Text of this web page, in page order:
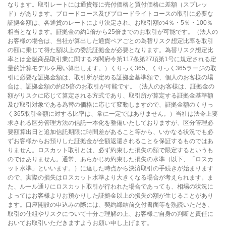
なります。取引レートには通貨毎に売付価格と買付価格に差額（スプレッ
ド）があります。ブロードコース及びブロードライトコースの取引に必要な
証拠金額は、各通貨のレートにより決定され、お取引額の4％・5％・100％
相当となります。証拠金の約1倍から25倍までのお取引が可能です。（法人の
お客様の場合は、当社が算出した通貨ペアごとの為替リスク想定比率を取引
の額に乗じて得た額以上の委託証拠金が必要となります。為替リスク想定比
率とは金融商品取引業に関する内閣府令第117条第27項第1号に規定される定
量的計算モデルを用い算出します。）くりっく365、くりっく365ラージの取
引に必要な証拠金額は、取引所が定める証拠金基準額で、個人のお客様の場
合は、証拠金額の約25倍のお取引が可能です。（法人のお客様は、証拠金の
額がリスクに応じて算定される方式であり、取引所が算定する証拠金基準額
及び取引対象である為替の価格に応じて変動しますので、証拠金額のくりっ
く365取引金額に対する比率は、常に一定ではありません。）当社は法令上要
求される区分管理方法の信託一本化を整備いたしておりますが、区分管理必
要額算出日と追加信託期限に時間差があること等から、いかなる状況でも必
ずお客様からお預りした証拠金が全額返還されることを保証するものではあ
りません。ロスカット取引とは、必ず約束した損失の額で限定するというも
のではありません。通常、あらかじめ約束した損失の水準（以下、「ロスカ
ット水準」といいます。）に達した時点から決済取引の手続きが始まります
ので、実際の損失はロスカット水準より大きくなる場合が考えられます。ま
た、ルール通りにロスカット取引が行われた場合であっても、相場の状況に
よってはお客様よりお預かりした証拠金以上の損失の額が生じることがあり
ます。口座開設の申込みの際には、契約締結前交付書面等を熟読いただき、
取引の仕組やリスクについて十分ご理解の上、お客様ご自身の判断と責任に
おいてお取引いただきますようお願い申し上げます。